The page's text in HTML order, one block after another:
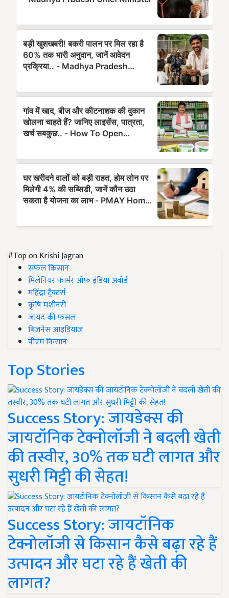
#Top on Krishi Jagran
सफल किसान
मिलेनियर फार्मर ऑफ इंडिया अवॉर्ड
महिंद्रा ट्रैक्टर्स
कृषि मशीनरी
जायद की फसल
बिज़नेस आइडियाज
पीएम किसान
Top Stories
Success Story: जायडेक्स की
जायटॉनिक टेक्नोलॉजी ने बदली खेती
की तस्वीर, 30% तक घटी लागत और
सुधरी मिट्टी की सेहत!
Success Story: जायटॉनिक
टेक्नोलॉजी से किसान कैसे बढ़ा रहे हैं
उत्पादन और घटा रहे हैं खेती की
लागत?